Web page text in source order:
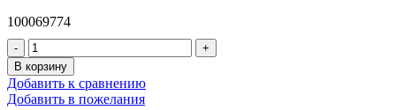
100069774
В корзину
Добавить к сравнению
Добавить в пожелания